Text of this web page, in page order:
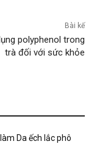
Bài kế
polyphenol trong
trà đối với sức khỏe
Da ếch lắc phô